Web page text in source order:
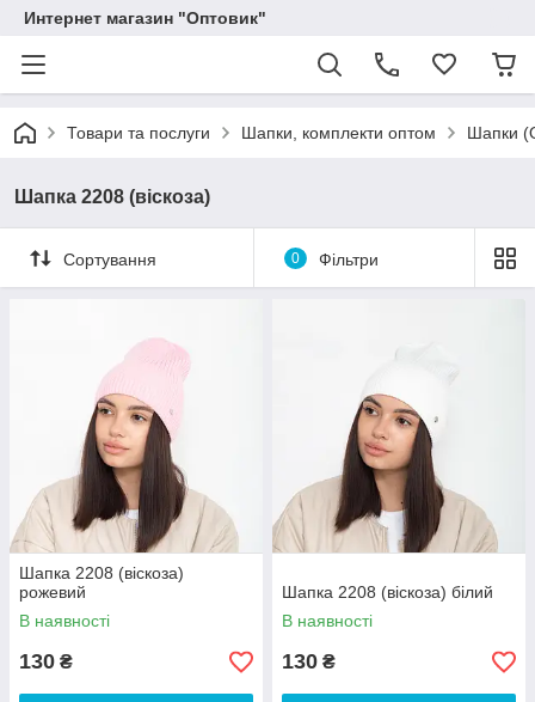
Интернет магазин "Оптовик"
Товари та послуги Шапки, комплекти оптом Шапки
Шапка 2208 (віскоза)
Сортування 0 Фільтри
Шапка 2208 (віскоза)
рожевий
В наявності
130 ₴
Шапка 2208 (віскоза) білий
В наявності
130 ₴